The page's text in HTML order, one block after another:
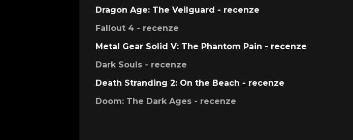
Dragon Age: The Veilguard - recenze
Fallout 4 - recenze
Metal Gear Solid V: The Phantom Pain - recenze
Dark Souls - recenze
Death Stranding 2: On the Beach - recenze
Doom: The Dark Ages - recenze